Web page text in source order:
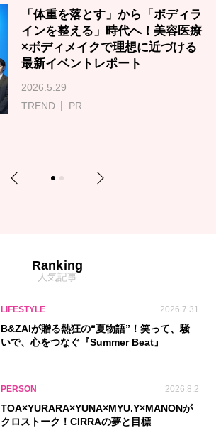
「体重を落とす」から「ボディラ
インを整える」時代へ！美容医療
×ボディメイクで理想に近づける
最新イベントレポート
2026.5.29
TREND
PR
Previous 1 2 Next
Ranking
人気記事
LIFESTYLE 2026.7.31
B&ZAIが贈る熱狂の“夏物語”！笑って、騒
いで、心をつなぐ『Summer Beat』
PERSON 2026.8.2
TOA×YURARA×YUNA×MYU.Y×MANONが
クロストーク！CIRRAの夢と目標